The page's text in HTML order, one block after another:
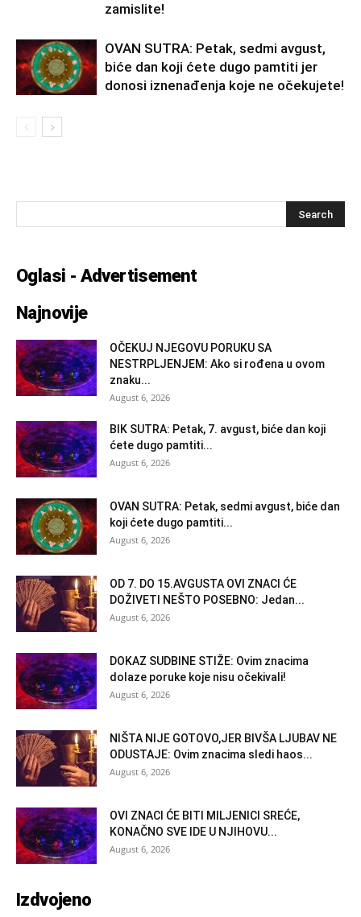
zamislite!
OVAN SUTRA: Petak, sedmi avgust,
biće dan koji ćete dugo pamtiti jer
donosi iznenađenja koje ne očekujete!
Oglasi - Advertisement
Najnovije
OČEKUJ NJEGOVU PORUKU SA
NESTRPLJENJEM: Ako si rođena u ovom
znaku...
August 6, 2026
BIK SUTRA: Petak, 7. avgust, biće dan koji
ćete dugo pamtiti...
August 6, 2026
OVAN SUTRA: Petak, sedmi avgust, biće dan
koji ćete dugo pamtiti...
August 6, 2026
OD 7. DO 15.AVGUSTA OVI ZNACI ĆE
DOŽIVETI NEŠTO POSEBNO: Jedan...
August 6, 2026
DOKAZ SUDBINE STIŽE: Ovim znacima
dolaze poruke koje nisu očekivali!
August 6, 2026
NIŠTA NIJE GOTOVO,JER BIVŠA LJUBAV NE
ODUSTAJE: Ovim znacima sledi haos...
August 6, 2026
OVI ZNACI ĆE BITI MILJENICI SREĆE,
KONAČNO SVE IDE U NJIHOVU...
August 6, 2026
Izdvojeno